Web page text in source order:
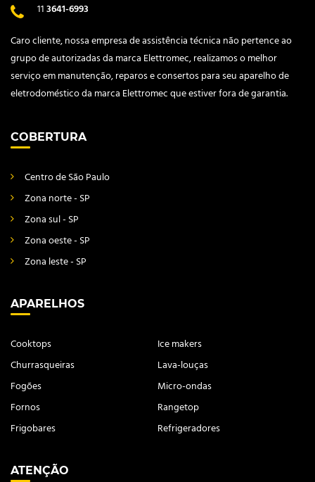
113641-6993
Caro cliente, nossa empresa de assistência técnica não pertence ao
grupo de autorizadas da marca Elettromec, realizamos o melhor
serviço em manutenção, reparos e consertos para seu aparelho de
eletrodoméstico da marca Elettromec que estiver fora de garantia.
COBERTURA
Centro de São Paulo
Zona norte - SP
Zona sul - SP
Zona oeste - SP
Zona leste - SP
APARELHOS
Cooktops
Churrasqueiras
Fogões
Fornos
Frigobares
Ice makers
Lava-louças
Micro-ondas
Rangetop
Refrigeradores
ATENÇÃO